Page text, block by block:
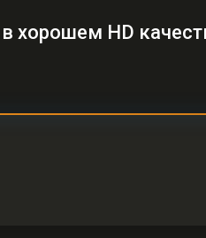
хорошем HD